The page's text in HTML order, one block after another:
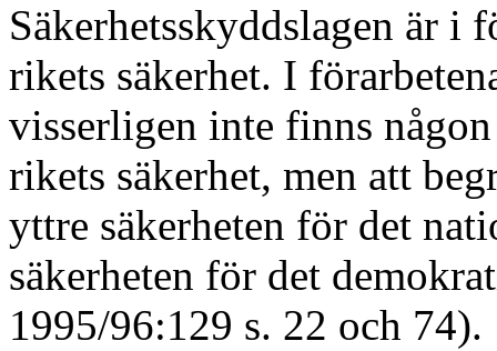
Säkerhetsskyddslagen är i
rikets säkerhet. I
visserligen inte finns
rikets säkerhet, men att
yttre säkerheten för det
säkerheten för det
1995/96:129 s. 22 och 74).